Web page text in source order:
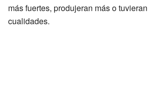
más fuertes, produjeran más o
cualidades.